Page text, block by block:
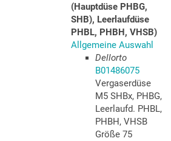
(Hauptdüse PHBG,
SHB), Leerlaufdüse
PHBL, PHBH, VHSB)
Allgemeine Auswahl
Dellorto
B01486075
Vergaserdüse
M5 SHBx, PHBG,
Leerlaufd. PHBL,
PHBH, VHSB
Größe 75